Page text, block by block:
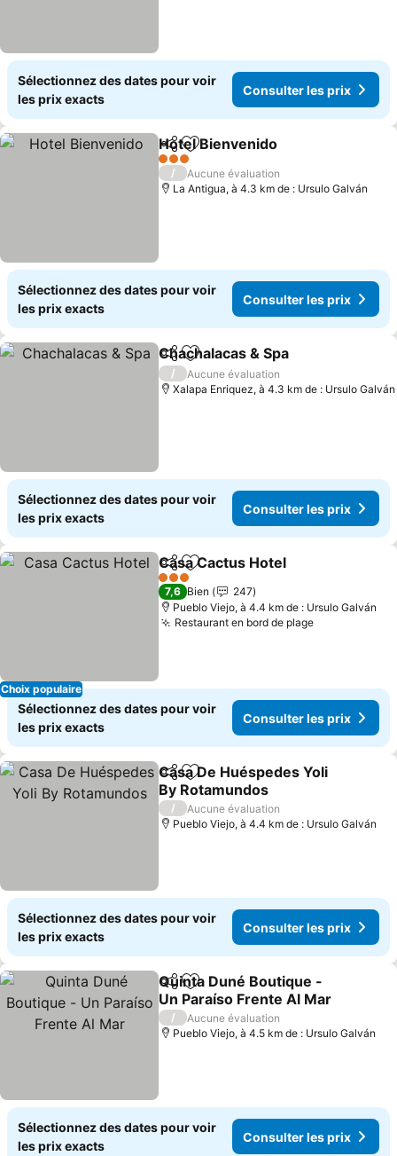
Sélectionnez des dates pour voir
les prix exacts
Consulter les prix
PartagerAjouter à mes favoris
Hotel Bienvenido
3 Étoiles
/
Aucune évaluation
La Antigua, à 4.3 km de : Ursulo Galván
Sélectionnez des dates pour voir
les prix exacts
Consulter les prix
PartagerAjouter à mes favoris
Chachalacas & Spa
/
Aucune évaluation
Xalapa Enriquez, à 4.3 km de : Ursulo Galván
Sélectionnez des dates pour voir
les prix exacts
Consulter les prix
Choix populaire
PartagerAjouter à mes favoris
Casa Cactus Hotel
3 Étoiles
7,6 Bien
247
Pueblo Viejo, à 4.4 km de : Ursulo Galván
Restaurant en bord de plageConsulter
Sélectionnez des dates pour voir
les prix exacts
Consulter les prix
PartagerAjouter à mes favoris
Casa De Huéspedes Yoli
By Rotamundos
Consulter les prix
/
Aucune évaluation
Pueblo Viejo, à 4.4 km de : Ursulo Galván
Sélectionnez des dates pour voir
les prix exacts
Consulter les prix
PartagerAjouter à mes favoris
Quinta Duné Boutique -
Un Paraíso Frente Al Mar
Consulter les prix
/
Aucune évaluation
Pueblo Viejo, à 4.5 km de : Ursulo Galván
Sélectionnez des dates pour voir
les prix exacts
Consulter les prix